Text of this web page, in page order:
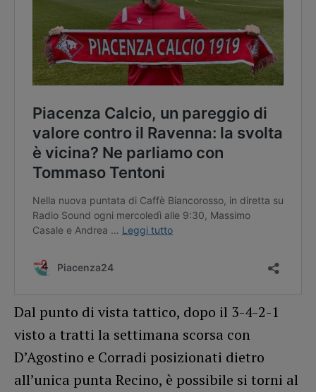
Dal punto di vista tattico, dopo il 3-4-2-1
visto a tratti la settimana scorsa con
D’Agostino e Corradi posizionati dietro
all’unica punta Recino, è possibile si torni al